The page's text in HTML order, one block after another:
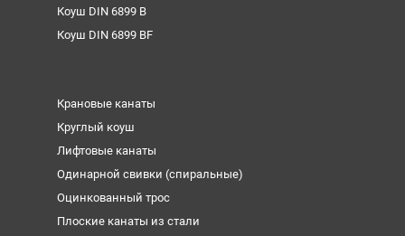
Коуш DIN 6899 B
Коуш DIN 6899 BF
Крановые канаты
Круглый коуш
Лифтовые канаты
Одинарной свивки (спиральные)
Оцинкованный трос
Плоские канаты из стали